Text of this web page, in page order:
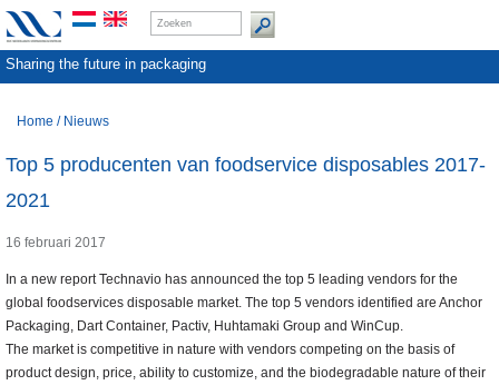
Sharing the future in packaging
Home / Nieuws
Top 5 producenten van foodservice disposables 2017-
2021
16 februari 2017
In a new report Technavio has announced the top 5 leading vendors for the
global foodservices disposable market. The top 5 vendors identified are Anchor
Packaging, Dart Container, Pactiv, Huhtamaki Group and WinCup.
The market is competitive in nature with vendors competing on the basis of
product design, price, ability to customize, and the biodegradable nature of their